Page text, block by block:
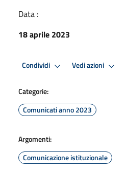
Data :
18 aprile 2023
Condividi Vedi azioni
Categorie:
Comunicati anno 2023
Argomenti:
Comunicazione istituzionale